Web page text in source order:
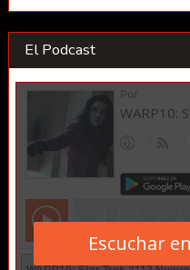
El Podcast